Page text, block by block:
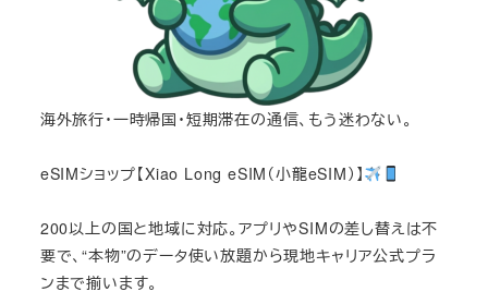
海外旅行・一時帰国・短期滞在の通信、もう迷わない。
eSIMショップ【Xiao Long eSIM（小龍eSIM）】
200以上の国と地域に対応。アプリやSIMの差し替えは不
要で、“本物”のデータ使い放題から現地キャリア公式プラ
ンまで揃います。